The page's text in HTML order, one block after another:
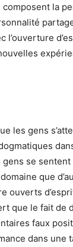
la
l’ouverture
les gens
gens se
que
ouverts
que le fait de
faux
dans une